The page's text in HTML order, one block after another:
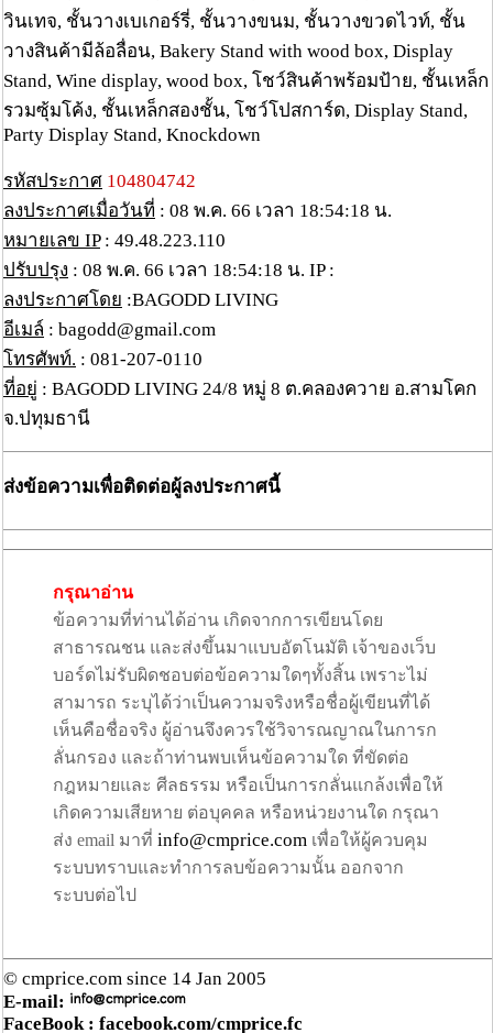
วินเทจ, ชั้นวางเบเกอร์รี่, ชั้นวางขนม, ชั้นวางขวดไวท์, ชั้น
วางสินค้ามีล้อลื่อน, Bakery Stand with wood box, Display
Stand, Wine display, wood box, โชว์สินค้าพร้อมป้าย, ชั้นเหล็ก
รวมซุ้มโค้ง, ชั้นเหล็กสองชั้น, โชว์โปสการ์ด, Display Stand,
Party Display Stand, Knockdown
รหัสประกาศ 104804742
ลงประกาศเมื่อวันที่ : 08 พ.ค. 66 เวลา 18:54:18 น.
หมายเลข IP: 49.48.223.110
ปรับปรุง : 08 พ.ค. 66 เวลา 18:54:18 น. IP :
ลงประกาศโดย :BAGODD LIVING
อีเมล์ : bagodd@gmail.com
โทรศัพท์. : 081-207-0110
ที่อยู่ : BAGODD LIVING 24/8 หมู่ 8 ต.คลองควาย อ.สามโคก
จ.ปทุมธานี
ส่งข้อความเพื่อติดต่อผู้ลงประกาศนี้
กรุณาอ่าน
ข้อความที่ท่านได้อ่าน เกิดจากการเขียนโดย
สาธารณชน และส่งขึ้นมาแบบอัตโนมัติ เจ้าของเว็บ
บอร์ดไม่รับผิดชอบต่อข้อความใดๆทั้งสิ้น เพราะไม่
สามารถ ระบุได้ว่าเป็นความจริงหรือชื่อผู้เขียนที่ได้
เห็นคือชื่อจริง ผู้อ่านจึงควรใช้วิจารณญาณในการก
ลั่นกรอง และถ้าท่านพบเห็นข้อความใด ที่ขัดต่อ
กฎหมายและ ศีลธรรม หรือเป็นการกลั่นแกล้งเพื่อให้
เกิดความเสียหาย ต่อบุคคล หรือหน่วยงานใด กรุณา
ส่ง email มาที่ info@cmprice.com เพื่อให้ผู้ควบคุม
ระบบทราบและทำการลบข้อความนั้น ออกจาก
ระบบต่อไป
© cmprice.com since 14 Jan 2005
E-mail:
FaceBook : facebook.com/cmprice.fc